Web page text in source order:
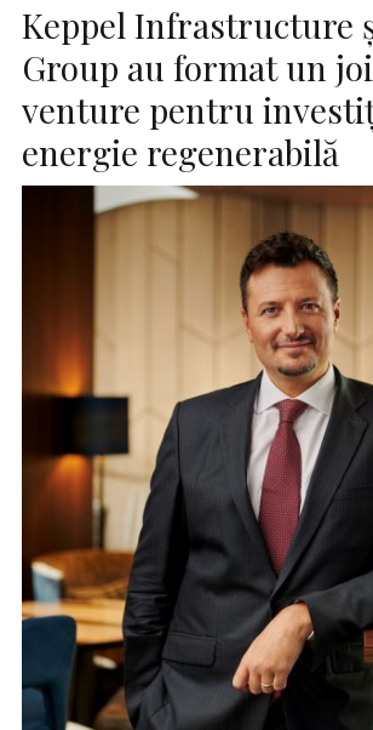
Keppel Infrastructure
Group au format un
venture pentru
energie regenerabilă